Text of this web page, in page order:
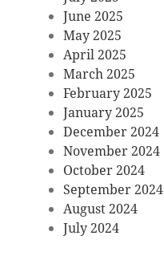
June 2025
May 2025
April 2025
March 2025
February 2025
January 2025
December 2024
November 2024
October 2024
September 2024
August 2024
July 2024